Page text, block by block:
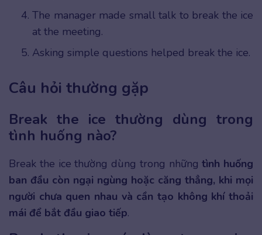
The manager made small talk to break the ice
at the meeting.
Asking simple questions helped break the ice.
Câu hỏi thường gặp
Break the ice thường dùng trong
tình huống nào?
Break the ice thường dùng trong nhữngtình huống
ban đầu còn ngại ngùng hoặc căng thẳng, khi mọi
người chưa quen nhau và cần tạo không khí thoải
mái để bắt đầu giao tiếp.